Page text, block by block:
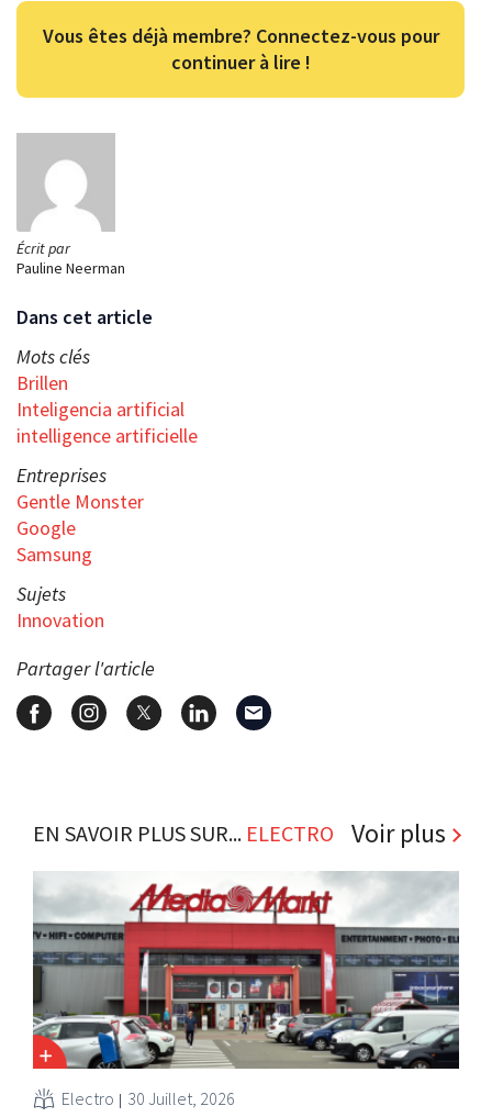
Écrit par
Pauline Neerman
Dans cet article
Mots clés
Brillen
Inteligencia artificial
intelligence artificielle
Entreprises
Gentle Monster
Google
Samsung
Sujets
Innovation
Partager l'article
Vous êtes déjà membre? Connectez-vous pour
continuer à lire !
EN SAVOIR PLUS SUR... ELECTRO Voir plus
Electro 30 Juillet, 2026